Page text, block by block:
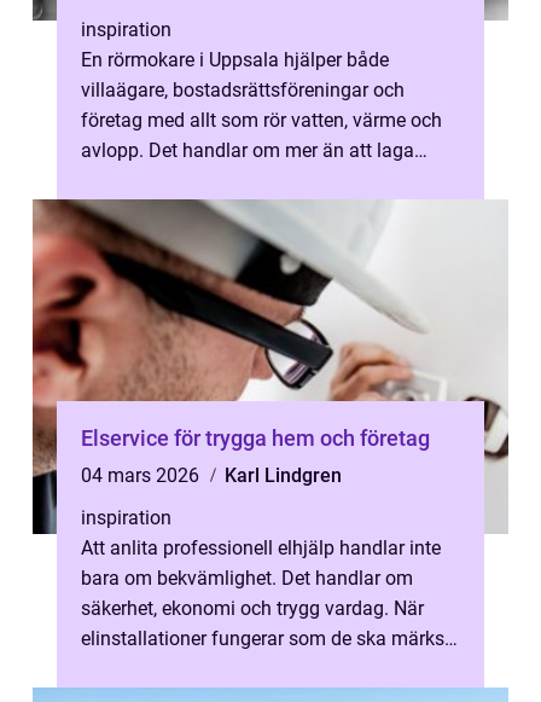
inspiration
En rörmokare i Uppsala hjälper både
villaägare, bostadsrättsföreningar och
företag med allt som rör vatten, värme och
avlopp. Det handlar om mer än att laga
Elservice för trygga hem och företag
04 mars 2026
Karl Lindgren
inspiration
Att anlita professionell elhjälp handlar inte
bara om bekvämlighet. Det handlar om
säkerhet, ekonomi och trygg vardag. När
elinstallationer fungerar som de ska märks